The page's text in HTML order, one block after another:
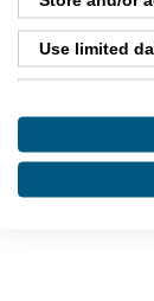
Use limited
Use profiles
Create
Use profiles
Measure